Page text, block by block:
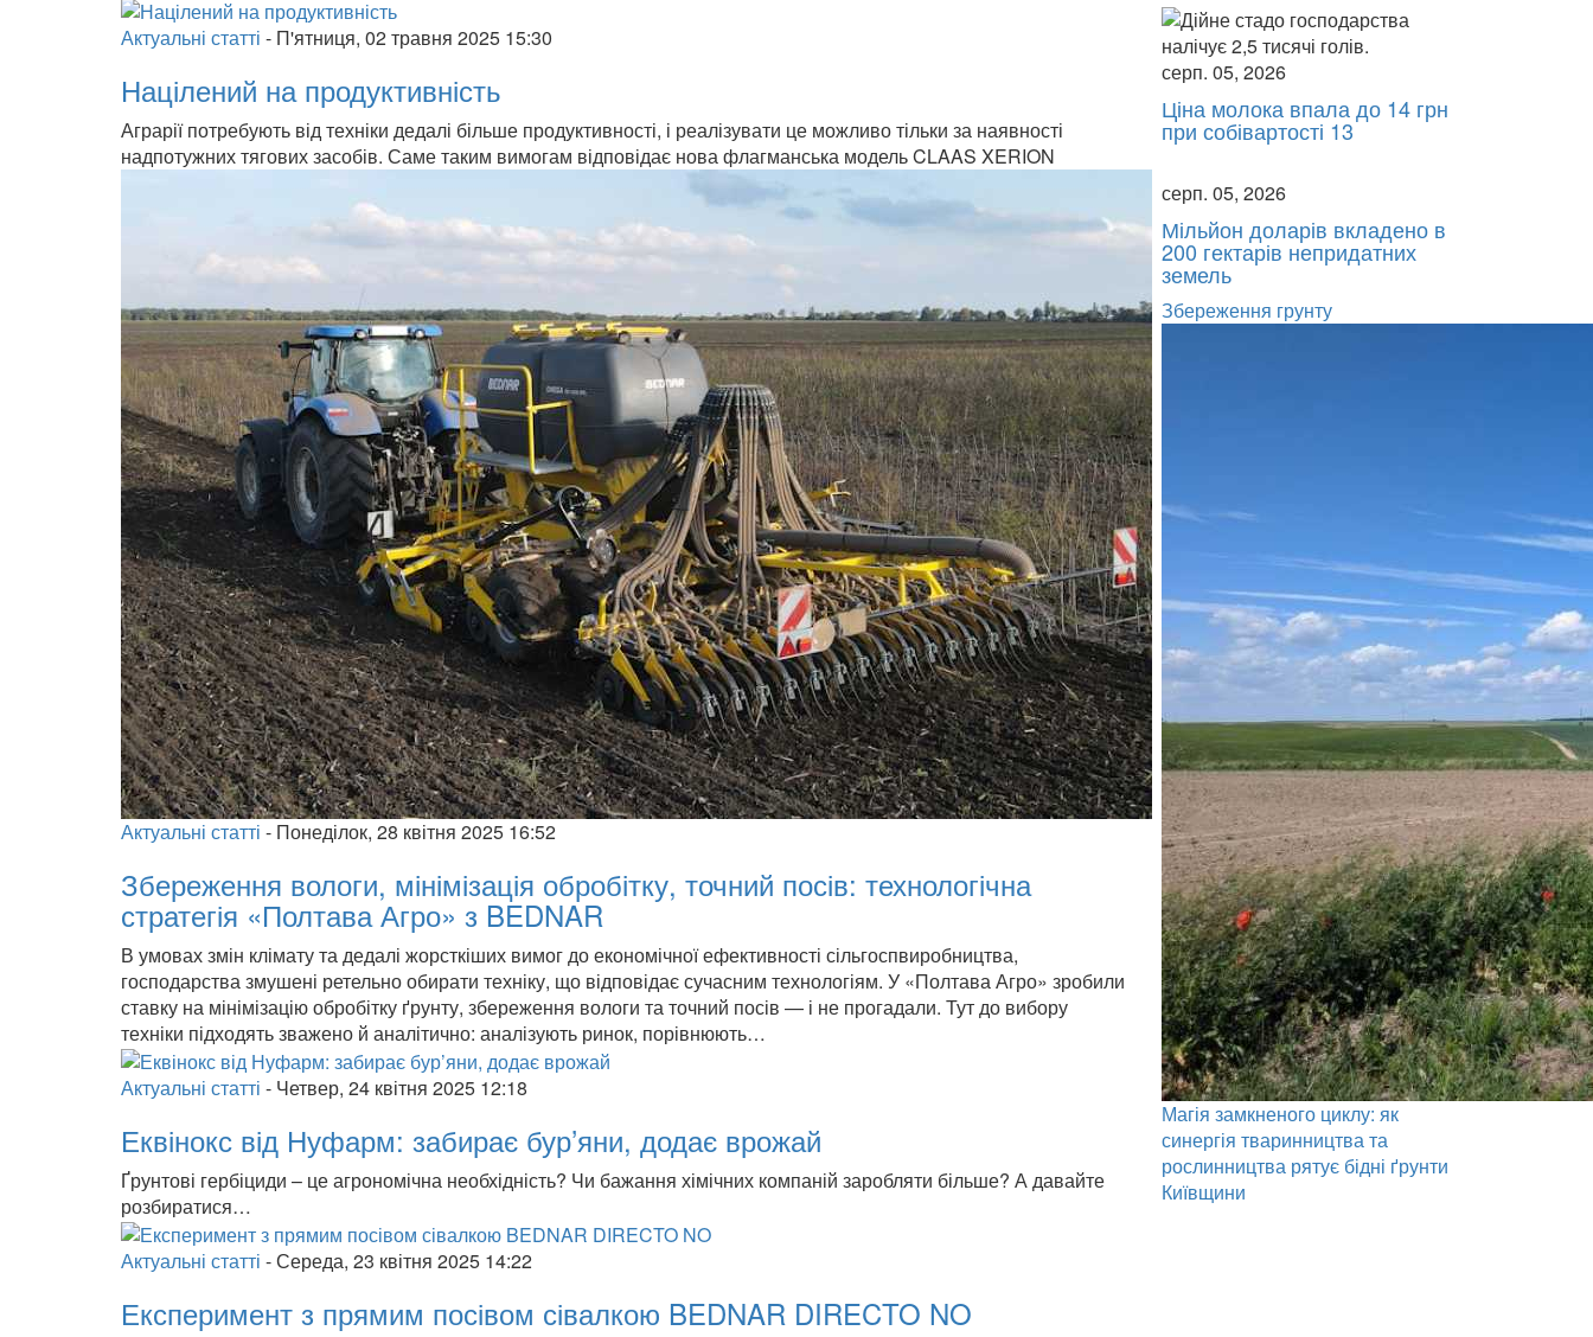
Актуальні статті - П'ятниця, 02 травня 2025 15:30
Націлений на продуктивність
Аграрії потребують від техніки дедалі більше продуктивності, і реалізувати це можливо тільки за наявності
надпотужних тягових засобів. Саме таким вимогам відповідає нова флагманська модель CLAAS XERION
Актуальні статті - Понеділок, 28 квітня 2025 16:52
Збереження вологи, мінімізація обробітку, точний посів: технологічна
стратегія «Полтава Агро» з BEDNAR
В умовах змін клімату та дедалі жорсткіших вимог до економічної ефективності сільгоспвиробництва,
господарства змушені ретельно обирати техніку, що відповідає сучасним технологіям. У «Полтава Агро» зробили
ставку на мінімізацію обробітку ґрунту, збереження вологи та точний посів — і не прогадали. Тут до вибору
техніки підходять зважено й аналітично: аналізують ринок, порівнюють…
Актуальні статті - Четвер, 24 квітня 2025 12:18
Еквінокс від Нуфарм: забирає бур’яни, додає врожай
Ґрунтові гербіциди – це агрономічна необхідність? Чи бажання хімічних компаній заробляти більше? А давайте
розбиратися…
Актуальні статті -Середа, 23 квітня 2025 14:22
Експеримент з прямим посівом сівалкою BEDNAR DIRECTO NO
серп. 05, 2026
Ціна молока впала до 14 грн
при собівартості 13
серп. 05, 2026
Мільйон доларів вкладено в
200 гектарів непридатних
земель
Збереження грунту
Магія замкненого циклу: як
синергія тваринництва та
рослинництва рятує бідні ґрунти
Київщини